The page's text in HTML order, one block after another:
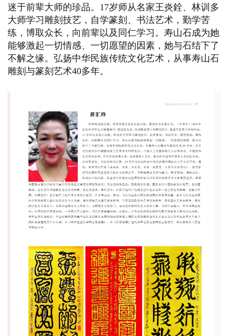
迷于前辈大师的珍品。17岁师从名家王炎銓、林训多
大师学习雕刻技艺，自学篆刻、书法艺术，勤学苦
练，博取众长，向前辈以及同仁学习。寿山石成为她
能够激起一切情感、一切愿望的因素，她与石结下了
不解之缘。弘扬中华民族传统文化艺术，从事寿山石
雕刻与篆刻艺术40多年。